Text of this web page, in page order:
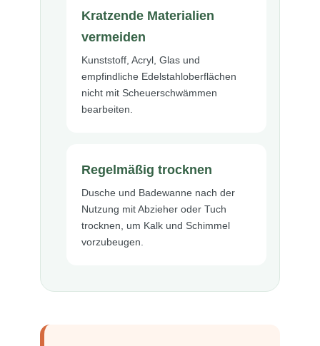
Kratzende Materialien
vermeiden
Kunststoff, Acryl, Glas und
empfindliche Edelstahloberflächen
nicht mit Scheuerschwämmen
bearbeiten.
Regelmäßig trocknen
Dusche und Badewanne nach der
Nutzung mit Abzieher oder Tuch
trocknen, um Kalk und Schimmel
vorzubeugen.